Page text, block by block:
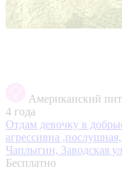
Американский
4 года
Отдам девочку в
агрессивна
Чаплыгин, Заводская
Бесплатно